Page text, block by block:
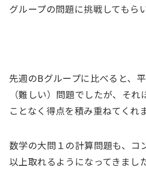
グループの問題に挑戦してもら
先週のBグループに比べると、
（難しい）問題でしたが、それ
ことなく得点を積み重ねてくれ
数学の大問１の計算問題も、コ
以上取れるようになってきまし